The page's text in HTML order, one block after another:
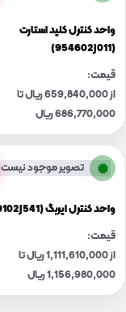
واحد کنترل کلید استارت
(954602J011)
قیمت:
از 659,840,000 ریال تا
686,770,000 ریال
تصویر موجود نیست
واحد کنترل ایربگ (959102J541)
قیمت:
از 1,111,610,000 ریال تا
1,156,980,000 ریال